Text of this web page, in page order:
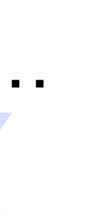
发者工具